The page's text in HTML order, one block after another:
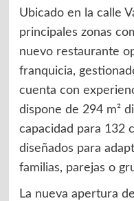
Ubicado en la calle
principales zonas
nuevo restaurante
franquicia,
cuenta con
dispone de 294 m²
capacidad para 132
diseñados para
familias, parejas o
La nueva apertura